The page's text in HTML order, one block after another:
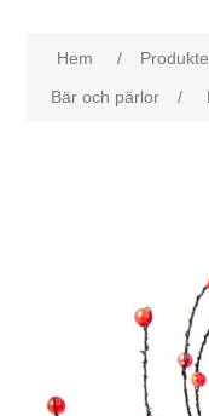
Hem /
Bär och pärlor
/